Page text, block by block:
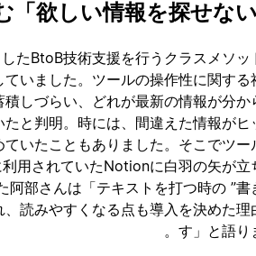
たBtoB技術支援を行うクラスメソッ
いました。ツールの操作性に関する
しづらい、どれが最新の情報が分か
と判明。時には、間違えた情報がヒ
いたこともありました。そこでツー
用されていたNotionに白羽の矢が立
部さんは「テキストを打つ時の ”書
読みやすくなる点も導入を決めた理
す」と語り